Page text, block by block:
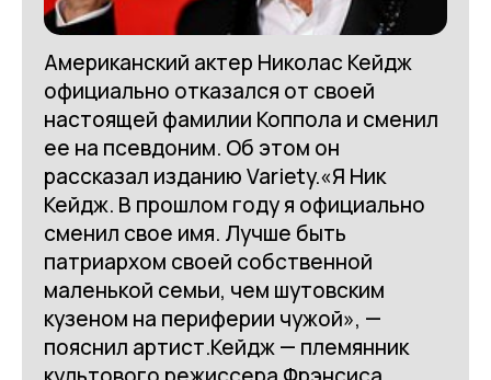
Американский актер Николас Кейдж
официально отказался от своей
настоящей фамилии Коппола и сменил
ее на псевдоним. Об этом он
рассказал изданию Variety.«Я Ник
Кейдж. В прошлом году я официально
сменил свое имя. Лучше быть
патриархом своей собственной
маленькой семьи, чем шутовским
кузеном на периферии чужой», —
пояснил артист.Кейдж — племянник